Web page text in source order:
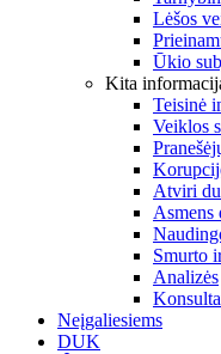
Lėšos
Ūkio
Kita
Teisinė
Veiklos
Atviri
Asmens
Smurto
Analizės
Neįgaliesiems
DUK